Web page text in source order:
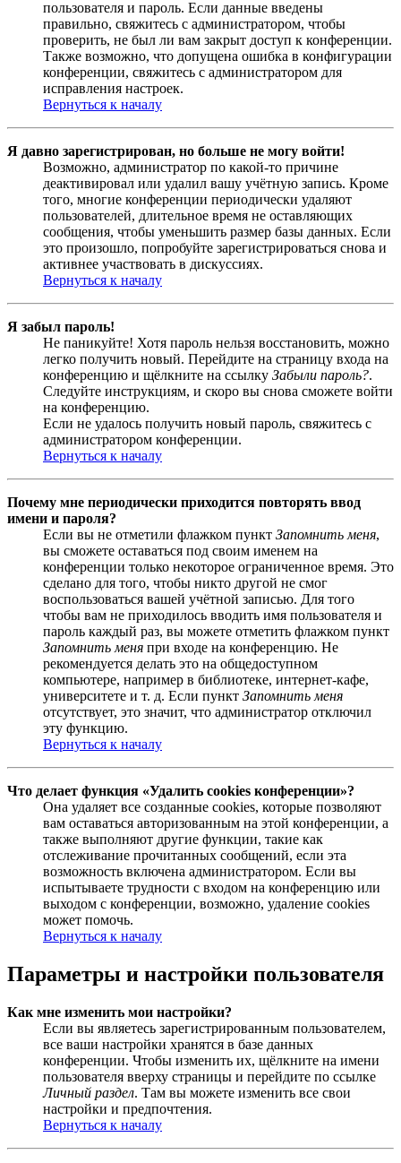
пользователя и пароль. Если данные введены
правильно, свяжитесь с администратором, чтобы
проверить, не был ли вам закрыт доступ к конференции.
Также возможно, что допущена ошибка в конфигурации
конференции, свяжитесь с администратором для
исправления настроек.
Вернуться к началу
Я давно зарегистрирован, но больше не могу войти!
Возможно, администратор по какой-то причине
деактивировал или удалил вашу учётную запись. Кроме
того, многие конференции периодически удаляют
пользователей, длительное время не оставляющих
сообщения, чтобы уменьшить размер базы данных. Если
это произошло, попробуйте зарегистрироваться снова и
активнее участвовать в дискуссиях.
Вернуться к началу
Я забыл пароль!
Не паникуйте! Хотя пароль нельзя восстановить, можно
легко получить новый. Перейдите на страницу входа на
конференцию и щёлкните на ссылку Забыли пароль?.
Следуйте инструкциям, и скоро вы снова сможете войти
на конференцию.
Если не удалось получить новый пароль, свяжитесь с
администратором конференции.
Вернуться к началу
Почему мне периодически приходится повторять ввод
имени и пароля?
Если вы не отметили флажком пункт Запомнить меня,
вы сможете оставаться под своим именем на
конференции только некоторое ограниченное время. Это
сделано для того, чтобы никто другой не смог
воспользоваться вашей учётной записью. Для того
чтобы вам не приходилось вводить имя пользователя и
пароль каждый раз, вы можете отметить флажком пункт
Запомнить меня при входе на конференцию. Не
рекомендуется делать это на общедоступном
компьютере, например в библиотеке, интернет-кафе,
университете и т. д. Если пункт Запомнить меня
отсутствует, это значит, что администратор отключил
эту функцию.
Вернуться к началу
Что делает функция «Удалить cookies конференции»?
Она удаляет все созданные cookies, которые позволяют
вам оставаться авторизованным на этой конференции, а
также выполняют другие функции, такие как
отслеживание прочитанных сообщений, если эта
возможность включена администратором. Если вы
испытываете трудности с входом на конференцию или
выходом с конференции, возможно, удаление cookies
может помочь.
Вернуться к началу
Параметры и настройки пользователя
Как мне изменить мои настройки?
Если вы являетесь зарегистрированным пользователем,
все ваши настройки хранятся в базе данных
конференции. Чтобы изменить их, щёлкните на имени
пользователя вверху страницы и перейдите по ссылке
Личный раздел. Там вы можете изменить все свои
настройки и предпочтения.
Вернуться к началу